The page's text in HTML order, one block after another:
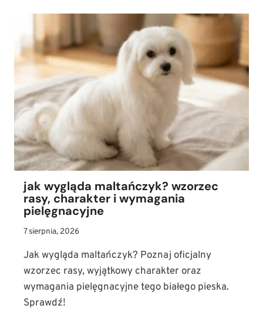
jak wygląda maltańczyk? wzorzec
rasy, charakter i wymagania
pielęgnacyjne
7 sierpnia, 2026
Jak wygląda maltańczyk? Poznaj oficjalny
wzorzec rasy, wyjątkowy charakter oraz
wymagania pielęgnacyjne tego białego pieska.
Sprawdź!